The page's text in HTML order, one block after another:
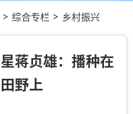
> 综合专栏 > 乡村振兴
蒋贞雄：播种在
野上